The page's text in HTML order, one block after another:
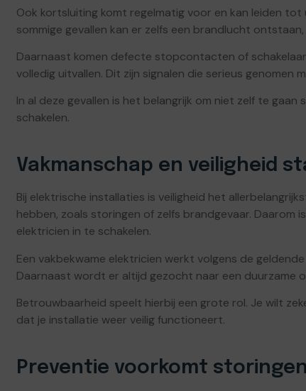
Ook kortsluiting komt regelmatig voor en kan leiden
sommige gevallen kan er zelfs een brandlucht
Daarnaast komen defecte stopcontacten of
volledig uitvallen. Dit zijn signalen die serieus genomen
In al deze gevallen is het belangrijk om niet zelf te
schakelen.
Vakmanschap en veiligheid
Bij elektrische installaties is veiligheid het
hebben, zoals storingen of zelfs brandgevaar. Daarom
elektricien in te schakelen.
Een vakbekwame elektricien werkt volgens de
Daarnaast wordt er altijd gezocht naar een duurzame
Betrouwbaarheid speelt hierbij een grote rol. Je wilt
dat je installatie weer veilig functioneert.
Preventie voorkomt storingen